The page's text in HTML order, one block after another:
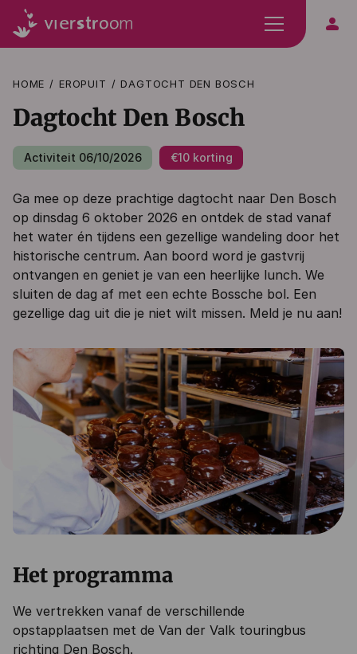
person
HOME EROPUIT DAGTOCHT DEN BOSCH
Dagtocht Den Bosch
Activiteit 06/10/2026 €10 korting
Ga mee op deze prachtige dagtocht naar Den Bosch
op dinsdag 6 oktober 2026 en ontdek de stad vanaf
het water én tijdens een gezellige wandeling door het
historische centrum. Aan boord word je gastvrij
ontvangen en geniet je van een heerlijke lunch. We
sluiten de dag af met een echte Bossche bol. Een
gezellige dag uit die je niet wilt missen. Meld je nu aan!
Het programma
We vertrekken vanaf de verschillende
opstapplaatsen met de Van der Valk touringbus
richting Den Bosch.